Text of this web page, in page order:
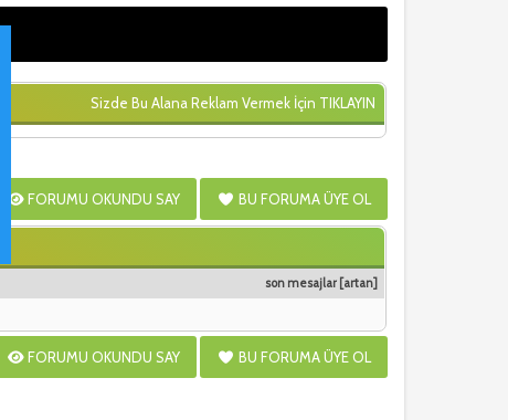
Sizde Bu Alana Reklam Vermek İçin TIKLAYIN
FORUMU OKUNDU SAY BU FORUMA ÜYE OL
son mesajlar [artan]
FORUMU OKUNDU SAY BU FORUMA ÜYE OL